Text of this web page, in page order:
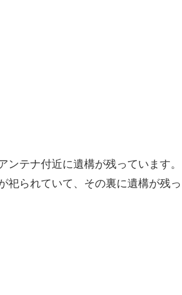
ンテナ付近に遺構が残っています。
祀られていて、その裏に遺構が残っ